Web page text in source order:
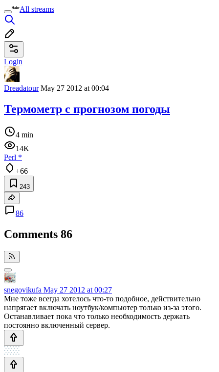
All streams
Login
DreadatourMay 27 2012 at 00:04
Термометр с прогнозом погоды
4 min
14K
Perl *
+66
243
86
Comments 86
snegovikufa May 27 2012 at 00:27
Мне тоже всегда хотелось что-то подобное, действительно
напрягает включать ноутбук/компьютер только из-за этого.
Останавливает пока что только необходимость держать
постоянно включенный сервер.